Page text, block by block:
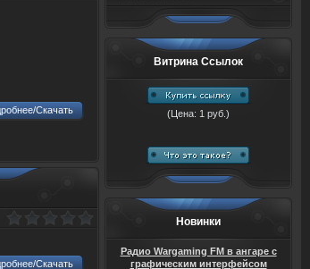
Витрина Ссылок
(Цена: 1 руб.)
Новинки
Радио Wargaming FM в ангаре с
графическим интерфейсом
Скачать
Скачать